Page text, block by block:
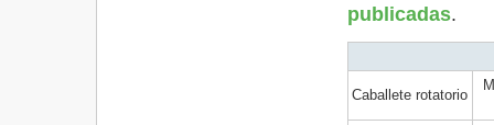
publicadas.
Caballete rotatorio